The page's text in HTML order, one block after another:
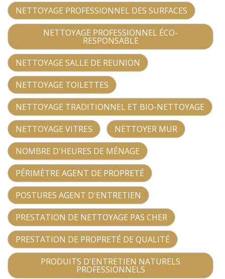
NETTOYAGE PROFESSIONNEL DES SURFACES
NETTOYAGE PROFESSIONNEL ÉCO-
RESPONSABLE
NETTOYAGE SALLE DE REUNION
NETTOYAGE TOILETTES
NETTOYAGE TRADITIONNEL ET BIO-NETTOYAGE
NETTOYAGE VITRES
NETTOYER MUR
NOMBRE D'HEURES DE MÉNAGE
PÉRIMÈTRE AGENT DE PROPRETÉ
POSTURES AGENT D'ENTRETIEN
PRESTATION DE NETTOYAGE PAS CHER
PRESTATION DE PROPRETÉ DE QUALITÉ
PRODUITS D'ENTRETIEN NATURELS
PROFESSIONNELS